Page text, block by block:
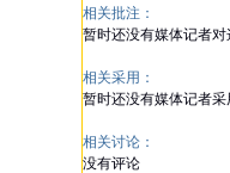
相关批注：
暂时还没有媒体记者
相关采用：
暂时还没有媒体记者
相关讨论：
没有评论